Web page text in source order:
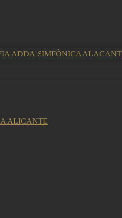
ADDA·SIMFÒNICA ALACANT
ALICANTE